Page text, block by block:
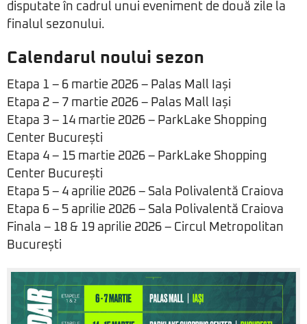
disputate în cadrul unui eveniment de două zile la
finalul sezonului.
Calendarul noului sezon
Etapa 1 – 6 martie 2026 – Palas Mall Iași
Etapa 2 – 7 martie 2026 – Palas Mall Iași
Etapa 3 – 14 martie 2026 – ParkLake Shopping
Center București
Etapa 4 – 15 martie 2026 – ParkLake Shopping
Center București
Etapa 5 – 4 aprilie 2026 – Sala Polivalentă Craiova
Etapa 6 – 5 aprilie 2026 – Sala Polivalentă Craiova
Finala – 18 & 19 aprilie 2026 – Circul Metropolitan
București